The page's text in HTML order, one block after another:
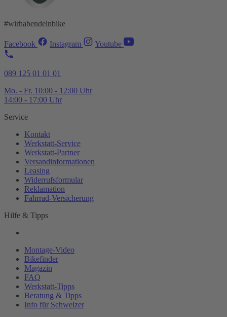
#wirhabendeinbike
Facebook Instagram Youtube
089 125 01 01 01
Mo. - Fr. 10:00 - 12:00 Uhr
14:00 - 17:00 Uhr
Service
Kontakt
Werkstatt-Service
Werkstatt-Partner
Versandinformationen
Leasing
Widerrufsformular
Reklamation
Fahrrad-Versicherung
Hilfe & Tipps
Montage-Video
Bikefinder
Magazin
FAQ
Werkstatt-Tipps
Beratung & Tipps
Info für Schweizer